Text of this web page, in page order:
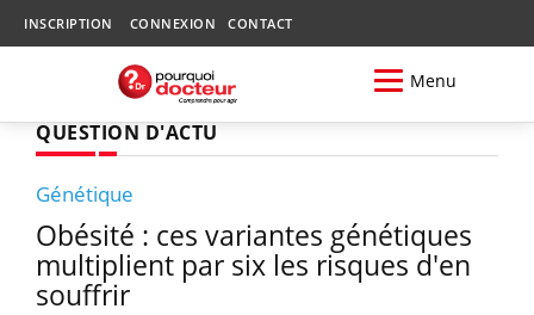
INSCRIPTION CONNEXION CONTACT
Menu
QUESTION D'ACTU
Génétique
Obésité : ces variantes génétiques
multiplient par six les risques d'en
souffrir